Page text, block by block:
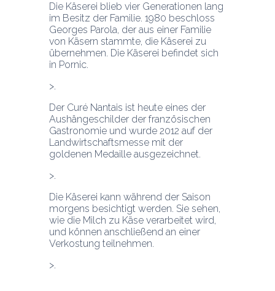
Die Käserei blieb vier Generationen lang
im Besitz der Familie. 1980 beschloss
Georges Parola, der aus einer Familie
von Käsern stammte, die Käserei zu
übernehmen. Die Käserei befindet sich
in Pornic.
Der Curé Nantais ist heute eines der
Aushängeschilder der französischen
Gastronomie und wurde 2012 auf der
Landwirtschaftsmesse mit der
goldenen Medaille ausgezeichnet.
Die Käserei kann während der Saison
morgens besichtigt werden. Sie sehen,
wie die Milch zu Käse verarbeitet wird,
und können anschließend an einer
Verkostung teilnehmen.